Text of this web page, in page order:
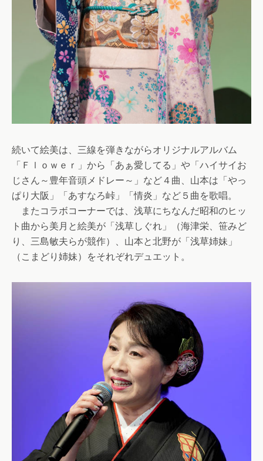
続いて絵美は、三線を弾きながらオリジナルアルバム
「Ｆｌｏｗｅｒ」から「あぁ愛してる」や「ハイサイお
じさん～豊年音頭メドレー～」など４曲、山本は「やっ
ぱり大阪」「あすなろ峠」「情炎」など５曲を歌唱。
またコラボコーナーでは、浅草にちなんだ昭和のヒッ
ト曲から美月と絵美が「浅草しぐれ」（海津栄、笹みど
り、三島敏夫らが競作）、山本と北野が「浅草姉妹」
（こまどり姉妹）をそれぞれデュエット。